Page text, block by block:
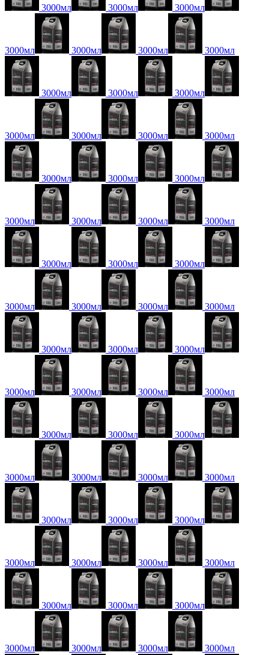
3000мл 3000мл 3000мл
3000мл 3000мл 3000мл 3000мл
3000мл 3000мл 3000мл
3000мл 3000мл 3000мл 3000мл
3000мл 3000мл 3000мл
3000мл 3000мл 3000мл 3000мл
3000мл 3000мл 3000мл
3000мл 3000мл 3000мл 3000мл
3000мл 3000мл 3000мл
3000мл 3000мл 3000мл 3000мл
3000мл 3000мл 3000мл
3000мл 3000мл 3000мл 3000мл
3000мл 3000мл 3000мл
3000мл 3000мл 3000мл 3000мл
3000мл 3000мл 3000мл
3000мл 3000мл 3000мл 3000мл